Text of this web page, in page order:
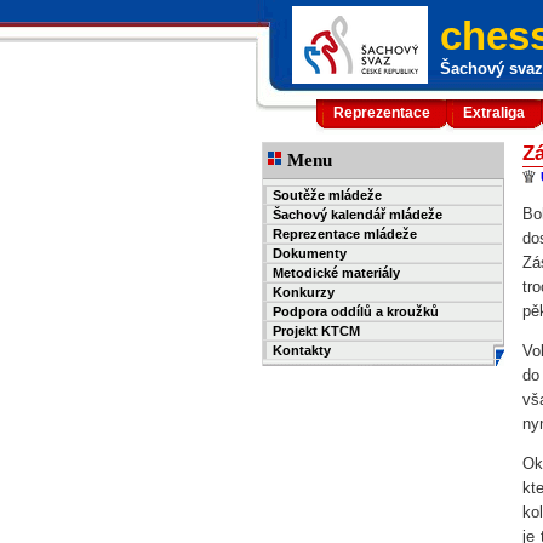
Šachový
Reprezentace Extraliga
Menu
Soutěže mládeže
Šachový kalendář mládeže
Reprezentace mládeže
Dokumenty
Metodické materiály
Konkurzy
Podpora oddílů a kroužků
Projekt KTCM
Kontakty
je